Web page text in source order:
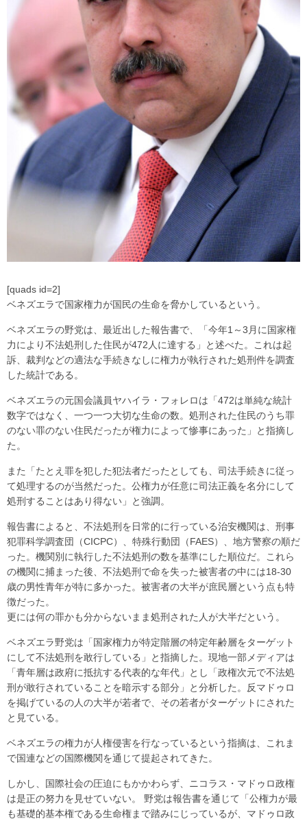
[quads id=2]
ベネズエラで国家権力が国民の生命を脅かしているという。
ベネズエラの野党は、最近出した報告書で、「今年1～3月に国家権
力により不法処刑した住民が472人に達する」と述べた。これは起
訴、裁判などの適法な手続きなしに権力が執行された処刑件を調査
した統計である。
ベネズエラの元国会議員ヤハイラ・フォレロは「472は単純な統計
数字ではなく、一つ一つ大切な生命の数。処刑された住民のうち罪
のない罪のない住民だったが権力によって惨事にあった」と指摘し
た。
また「たとえ罪を犯した犯法者だったとしても、司法手続きに従っ
て処理するのが当然だった。公権力が任意に司法正義を名分にして
処刑することはあり得ない」と強調。
報告書によると、不法処刑を日常的に行っている治安機関は、刑事
犯罪科学調査団（CICPC）、特殊行動団（FAES）、地方警察の順だ
った。機関別に執行した不法処刑の数を基準にした順位だ。これら
の機関に捕まった後、不法処刑で命を失った被害者の中には18-30
歳の男性青年が特に多かった。被害者の大半が庶民層という点も特
徴だった。
更には何の罪かも分からないまま処刑された人が大半だという。
ベネズエラ野党は「国家権力が特定階層の特定年齢層をターゲット
にして不法処刑を敢行している」と指摘した。現地一部メディアは
「青年層は政府に抵抗する代表的な年代」とし「政権次元で不法処
刑が敢行されていることを暗示する部分」と分析した。反マドゥロ
を掲げているの人の大半が若者で、その若者がターゲットにされた
と見ている。
ベネズエラの権力が人権侵害を行なっているという指摘は、これま
で国連などの国際機関を通じて提起されてきた。
しかし、国際社会の圧迫にもかかわらず、ニコラス・マドゥロ政権
は是正の努力を見せていない。 野党は報告書を通じて「公権力が最
も基礎的基本権である生命権まで踏みにじっているが、マドゥロ政